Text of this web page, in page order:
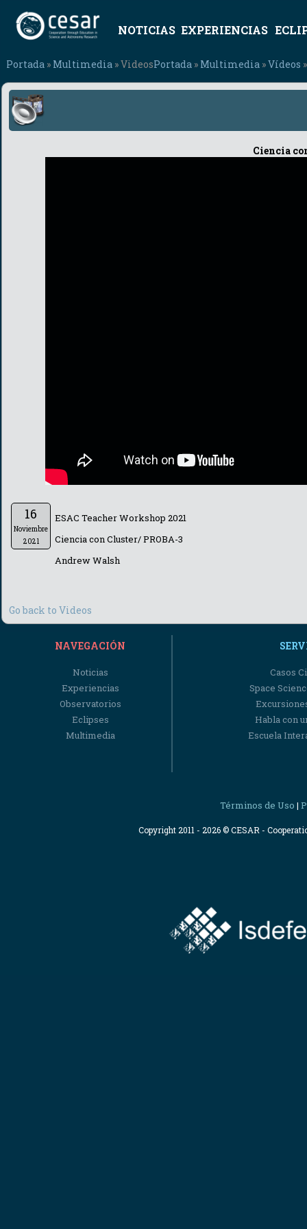
NOTICIAS EXPERIENCIAS
Portada » Multimedia » VideosPortada » Multimedia »Vídeos
Ciencia
16
Noviembre
2021
ESAC Teacher Workshop 2021
Ciencia con Cluster/ PROBA-3
Andrew Walsh
Go back to Videos
NAVEGACIÓN
Noticias
Experiencias
Observatorios
Eclipses
Multimedia
Casos
Space
Habla con
Escuela
Términos de Uso |
Copyright 2011 - 2026 © CESAR -